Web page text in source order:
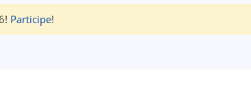
Participe!